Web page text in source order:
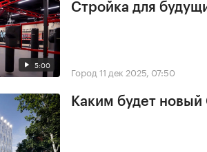
5:00
Стройка для
Город 11 дек 2025, 07:50
Каким будет